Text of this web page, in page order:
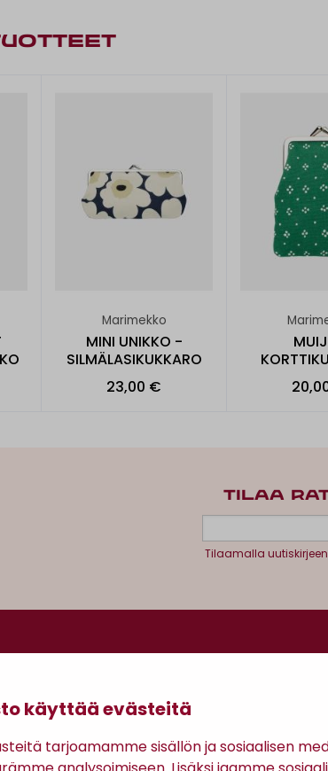
käyttää evästeitä
tarjoamamme sisällön ja sosiaalisen
Marimekko
MINI UNIKKO -
SILMÄLASIKUKKARO
23,00 €
TILAA
Tilaamalla